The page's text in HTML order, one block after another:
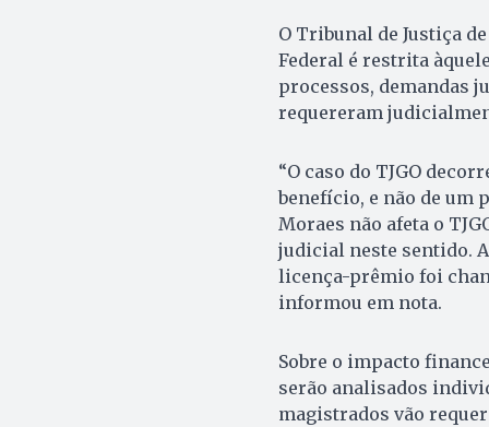
O Tribunal de Justiça
Federal é restrita
processos, demandas
requereram
“O caso do TJGO
benefício, e não de um
Moraes não afeta o
judicial neste sentido.
licença-prêmio foi
informou em nota.
Sobre o impacto
serão analisados
magistrados vão